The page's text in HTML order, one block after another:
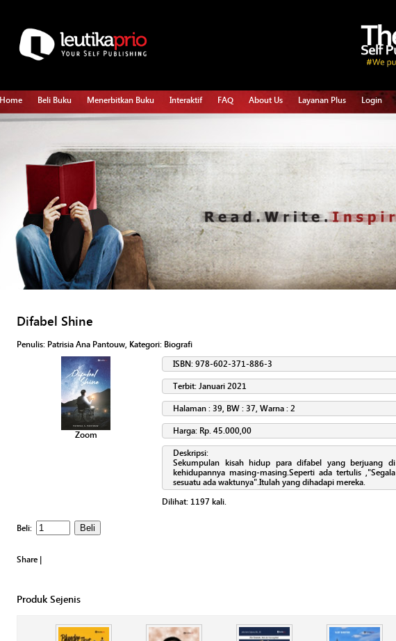
Home Beli Buku Menerbitkan Buku Interaktif FAQ About Us Layanan Plus Login
Difabel Shine
Penulis: Patrisia Ana Pantouw, Kategori: Biografi
Zoom
ISBN: 978-602-371-886-3
Terbit: Januari 2021
Halaman : 39, BW : 37, Warna : 2
Harga: Rp. 45.000,00
Deskripsi:
Sekumpulan kisah hidup para difabel yang berjuang di
kehidupannya masing-masing.Seperti ada tertulis ,"Segala
sesuatu ada waktunya".Itulah yang dihadapi mereka.
Dilihat: 1197 kali.
Beli:
Share |
Produk Sejenis